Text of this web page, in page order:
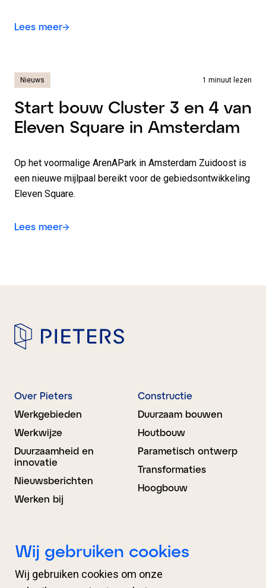
Wij gebruiken cookies
Wij gebruiken cookies om onze
Lees meer
Nieuws 1 minuut lezen
Start bouw Cluster 3 en 4 van
Eleven Square in Amsterdam
Op het voormalige ArenAPark in Amsterdam Zuidoost is
een nieuwe mijlpaal bereikt voor de gebiedsontwikkeling
Eleven Square.
Lees meer
Over Pieters
Werkgebieden
Werkwijze
Duurzaamheid en
innovatie
Nieuwsberichten
Werken bij
Constructie
Duurzaam bouwen
Houtbouw
Parametisch ontwerp
Transformaties
Hoogbouw
Ontwerp
Engineering
Projectondersteuning
Organisatieondersteuni